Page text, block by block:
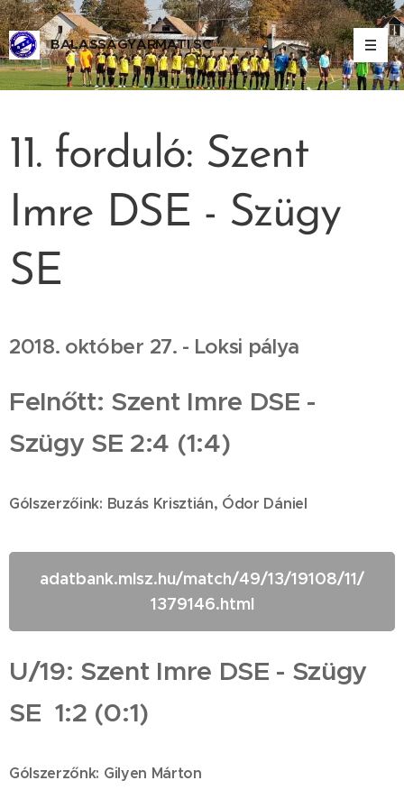
BALASSAGYARMATI SC
ALASSAGYARMATI SPORT CLUB
11. forduló: Szent
Imre DSE - Szügy
SE
2018. október 27. - Loksi pálya
Felnőtt: Szent Imre DSE -
Szügy SE 2:4 (1:4)
Gólszerzőink: Buzás Krisztián, Ódor Dániel
adatbank.mlsz.hu/match/49/13/19108/11/
1379146.html
U/19: Szent Imre DSE - Szügy
SE 1:2 (0:1)
Gólszerzőnk: Gilyen Márton